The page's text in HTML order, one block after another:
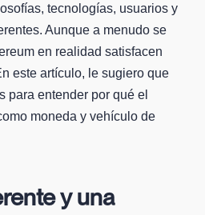
tecnologías, usuarios y
Aunque a menudo se
en realidad satisfacen
este artículo, le sugiero que
para entender por qué el
moneda y vehículo de
y una